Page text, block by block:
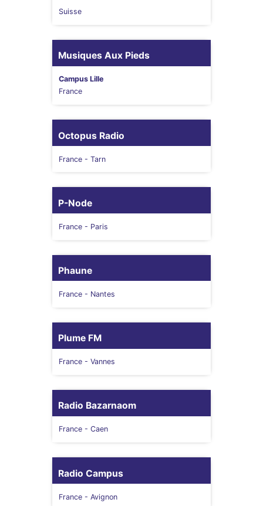
Suisse
Musiques Aux Pieds
Campus Lille
France
Octopus Radio
France - Tarn
P-Node
France - Paris
Phaune
France - Nantes
Plume FM
France - Vannes
Radio Bazarnaom
France - Caen
Radio Campus
France - Avignon